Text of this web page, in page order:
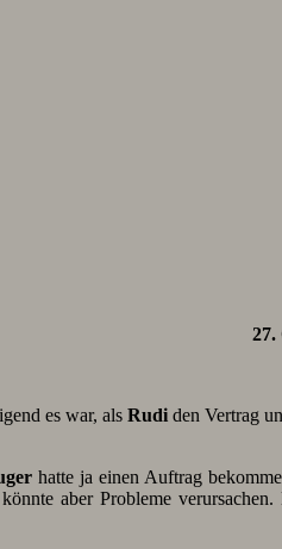
27.
es war, als Rudi den Vertrag
hatte ja einen Auftrag
aber Probleme